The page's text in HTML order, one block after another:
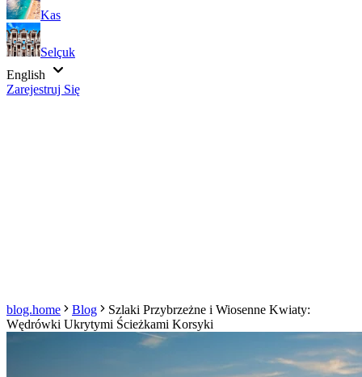
Kas
Selçuk
English
Zarejestruj Się
blog.home Blog
Szlaki Przybrzeżne i Wiosenne Kwiaty:
Wędrówki Ukrytymi Ścieżkami Korsyki